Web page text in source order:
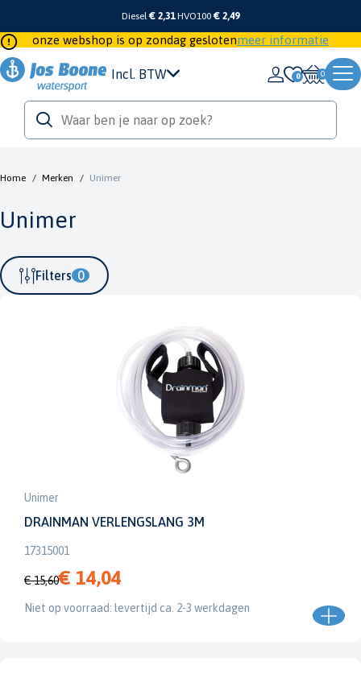
Diesel€ 2,31 HVO100 € 2,49
onze webshop is op zondag geslotenmeer informatie
Incl. BTW 0
Home / Merken / Unimer
Unimer
Filters 0
Unimer
DRAINMAN VERLENGSLANG 3M
17315001
€ 15,60€ 14,04
Niet op voorraad: levertijd ca. 2-3 werkdagen